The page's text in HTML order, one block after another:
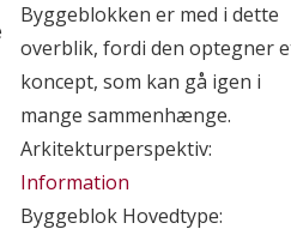
Byggeblokken er med i dette
overblik, fordi den optegner
koncept, som kan gå igen i
mange sammenhænge.
Arkitekturperspektiv:
Information
Byggeblok Hovedtype: